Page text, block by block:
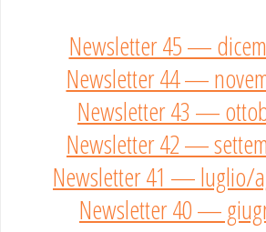
Newsletter 45 —
Newsletter 44 —
Newsletter 43 —
Newsletter 42 —
Newsletter 41 — luglio/
Newsletter 40 —